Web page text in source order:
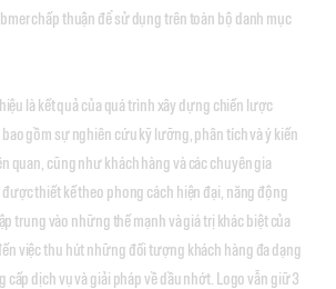
chấp thuận để sử dụng trên toàn bộ danh mục
là kết quả của quá trình xây dựng chiến lược
gồm sự nghiên cứu kỹ lưỡng, phân tích và ý kiến
quan, cũng như khách hàng và các chuyên gia
thiết kế theo phong cách hiện đại, năng động
trung vào những thế mạnh và giá trị khác biệt của
việc thu hút những đối tượng khách hàng đa dạng
dịch vụ và giải pháp về dầu nhớt. Logo vẫn giữ 3